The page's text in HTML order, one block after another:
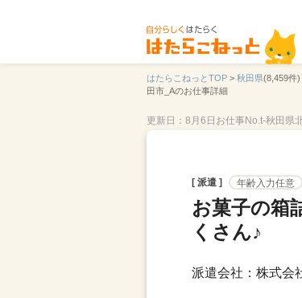
はたらこねっとTOP > 秋田県(8,459件)
田市_Aのお仕事詳細
更新日：8月6日 お仕事No.t-秋田県
[ 派遣 ] 年齢入力任意
お菓子の箱
くさん♪
派遣会社：株式会